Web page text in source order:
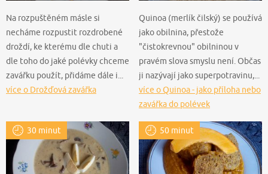
Na rozpuštěném másle si
necháme rozpustit rozdrobené
droždí, ke kterému dle chuti a
dle toho do jaké polévky chceme
zavářku použít, přidáme dále i...
více o Drožďová zavářka
Quinoa (merlík čilský) se používá
jako obilnina, přestože
"čistokrevnou" obilninou v
pravém slova smyslu není. Občas
ji nazývají jako superpotravinu,...
více o Quinoa - jako příloha nebo
zavářka do polévek
30 minut 50 minut